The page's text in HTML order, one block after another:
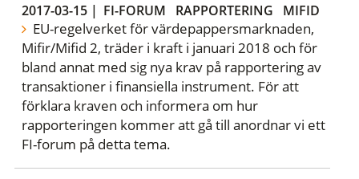
2017-03-15| FI-FORUM RAPPORTERING MIFID
EU-regelverket för värdepappersmarknaden,
Mifir/Mifid 2, träder i kraft i januari 2018 och för
bland annat med sig nya krav på rapportering av
transaktioner i finansiella instrument. För att
förklara kraven och informera om hur
rapporteringen kommer att gå till anordnar vi ett
FI-forum på detta tema.